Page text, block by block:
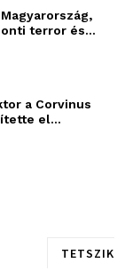
terror és...
a Corvinus
el...
TETSZIK